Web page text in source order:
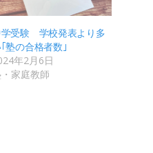
受験 学校発表より多
塾の合格者数｣
年2月6日
家庭教師